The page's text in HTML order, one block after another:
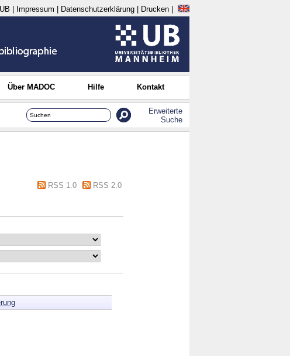
Impressum Datenschutzerklärung Drucken
Über MADOC Hilfe Kontakt
Erweiterte
Suche
RSS 1.0
RSS 2.0